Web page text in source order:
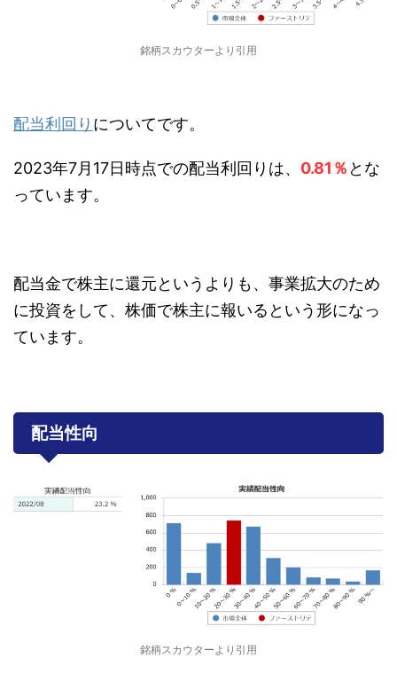
銘柄スカウターより引用
配当利回り についてです。
2023年7月17日時点での配当利回りは、 0.81％ とな
っています。
配当金で株主に還元というよりも、事業拡大のため
に投資をして、株価で株主に報いるという形になっ
ています。
配当性向
銘柄スカウターより引用